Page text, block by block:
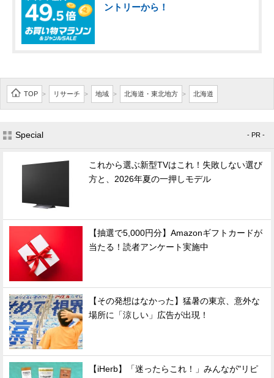
ントリーから！
TOP > リサーチ > 地域 > 北海道・東北地方 > 北海道
Special - PR -
これから選ぶ新型TVはこれ！失敗しない選び
方と、2026年夏の一押しモデル
【抽選で5,000円分】Amazonギフトカードが
当たる！読者アンケート実施中
【その発想はなかった】猛暑の東京、意外な
場所に「涼しい」広告が出現！
【iHerb】「迷ったらこれ！」みんなが"リピ